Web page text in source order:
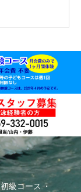
初級コース